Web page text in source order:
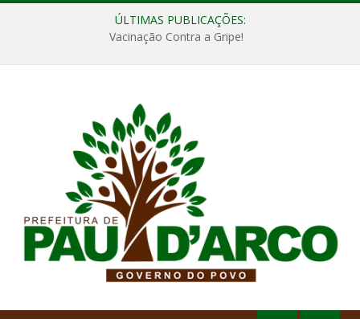
ÚLTIMAS PUBLICAÇÕES:
Vacinação Contra a Gripe!